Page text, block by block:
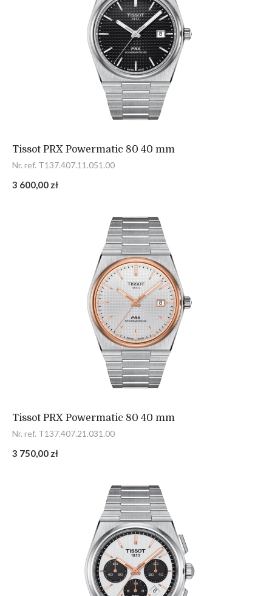
Tissot PRX Powermatic 80 40 mm
Nr. ref. T137.407.11.051.00
3 600,00 zł
Tissot PRX Powermatic 80 40 mm
Nr. ref. T137.407.21.031.00
3 750,00 zł